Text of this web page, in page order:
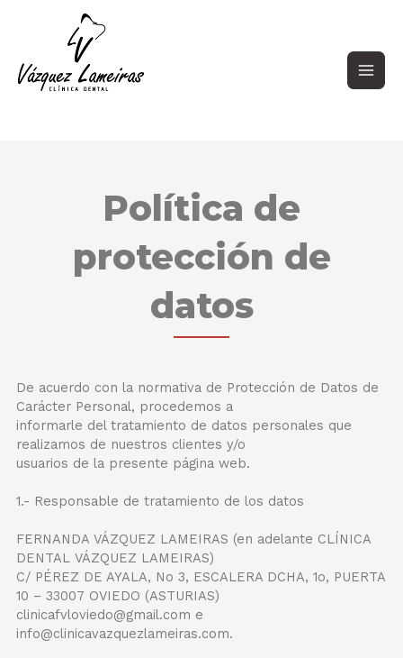
Política de
protección de
datos
De acuerdo con la normativa de Protección de Datos de
Carácter Personal, procedemos a
informarle del tratamiento de datos personales que
realizamos de nuestros clientes y/o
usuarios de la presente página web.
1.- Responsable de tratamiento de los datos
FERNANDA VÁZQUEZ LAMEIRAS (en adelante CLÍNICA
DENTAL VÁZQUEZ LAMEIRAS)
C/ PÉREZ DE AYALA, No 3, ESCALERA DCHA, 1o, PUERTA
10 – 33007 OVIEDO (ASTURIAS)
clinicafvloviedo@gmail.com e
info@clinicavazquezlameiras.com.